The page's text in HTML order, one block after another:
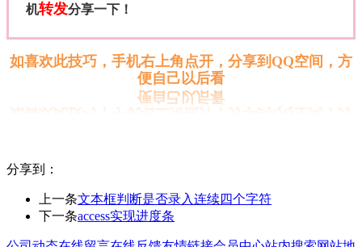
机转发分享一下！
如喜欢此技巧，手机右上角点开，分享到QQ空间，方
便自己以后看
分享到：
上一条文本框判断是否录入连续四个字符
下一条access实现进度条